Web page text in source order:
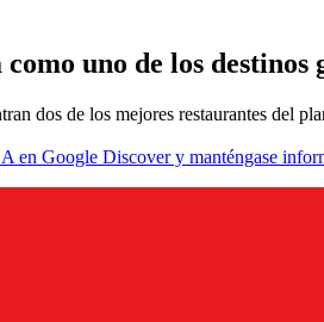
uno de los
dos de los mejores restaurantes del
en Google Discover y manténgase